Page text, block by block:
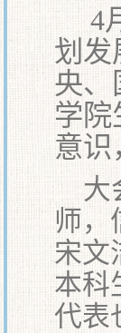
4
划发
央、
学院
意识
大
师，
宋文
本科
代表